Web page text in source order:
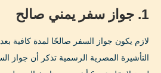
1. جواز سفر يمني صالح
لازم يكون جواز السفر صالحًا لمدة كافية بعد
التأشيرة المصرية الرسمية تذكر أن جواز